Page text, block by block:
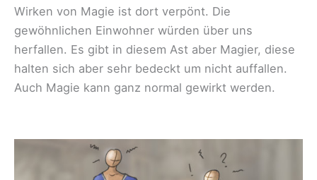
Wirken von Magie ist dort verpönt. Die
gewöhnlichen Einwohner würden über uns
herfallen. Es gibt in diesem Ast aber Magier, diese
halten sich aber sehr bedeckt um nicht auffallen.
Auch Magie kann ganz normal gewirkt werden.